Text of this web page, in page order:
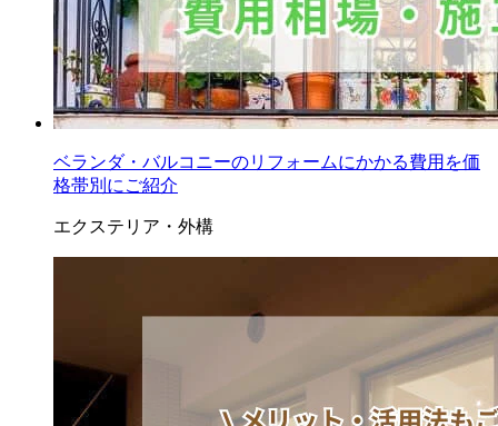
ベランダ・バルコニーのリフォームにかかる費用を価
格帯別にご紹介
エクステリア・外構